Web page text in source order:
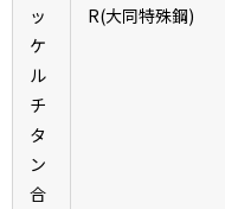
ッ
ケ
ル
チ
タ
ン
合
R(大同特殊鋼)